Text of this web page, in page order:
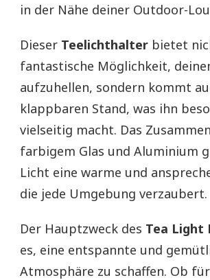
in der Nähe deiner Outdoor-
Dieser Teelichthalter bietet
fantastische Möglichkeit,
aufzuhellen, sondern kommt
klappbaren Stand, was ihn
vielseitig macht. Das
farbigem Glas und Aluminium
Licht eine warme und
die jede Umgebung verzaubert.
Der Hauptzweck des Tea Light
es, eine entspannte und
Atmosphäre zu schaffen. Ob für